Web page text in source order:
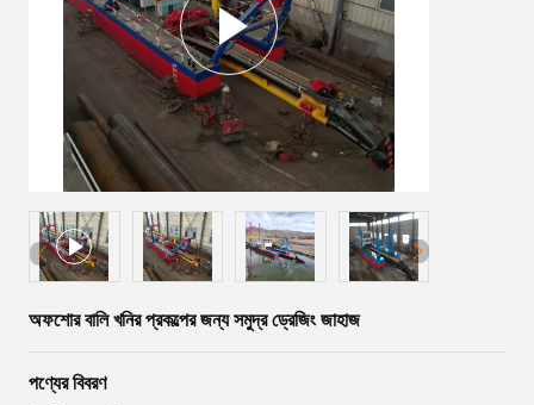
অফশোর বালি খনির প্রকল্পের জন্য সমুদ্র ড্রেজিং জাহাজ
পণ্যের বিবরণ